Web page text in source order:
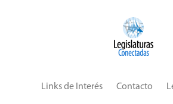
Links de Interés Contacto